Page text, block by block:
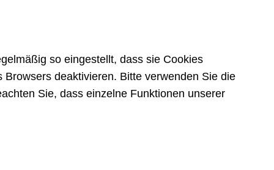
so eingestellt, dass sie Cookies
deaktivieren. Bitte verwenden Sie die
Sie, dass einzelne Funktionen unserer